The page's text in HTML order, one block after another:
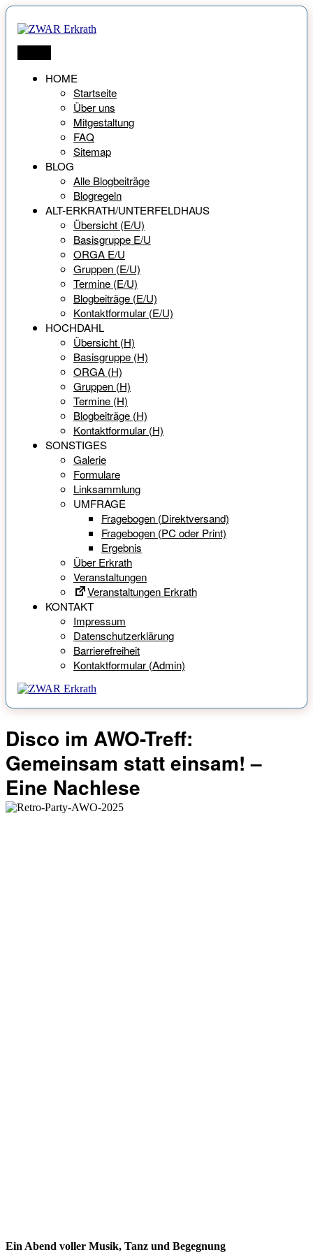
Zum
Inhalt
springen
HOME
Startseite
Über uns
Mitgestaltung
FAQ
Sitemap
BLOG
Alle Blogbeiträge
Blogregeln
ALT-ERKRATH/UNTERFELDHAUS
Übersicht (E/U)
Basisgruppe E/U
ORGA E/U
Gruppen (E/U)
Termine (E/U)
Blogbeiträge (E/U)
Kontaktformular (E/U)
HOCHDAHL
Übersicht (H)
Basisgruppe (H)
ORGA (H)
Gruppen (H)
Termine (H)
Blogbeiträge (H)
Kontaktformular (H)
SONSTIGES
Galerie
Formulare
Linksammlung
UMFRAGE
Fragebogen (Direktversand)
Fragebogen (PC oder Print)
Ergebnis
Über Erkrath
Veranstaltungen
Veranstaltungen Erkrath
KONTAKT
Impressum
Datenschutzerklärung
Barrierefreiheit
Kontaktformular (Admin)
Disco im AWO-Treff:
Gemeinsam statt einsam! –
Eine Nachlese
Ein Abend voller Musik, Tanz und Begegnung